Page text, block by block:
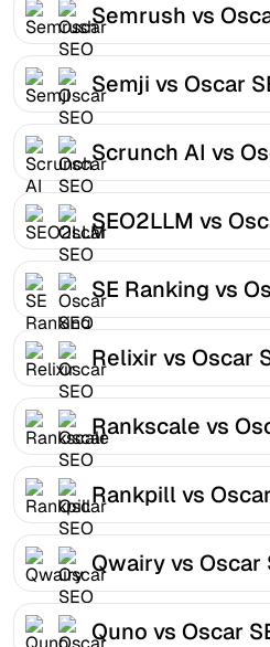
Semrush vs
Semji vs Oscar
Scrunch AI vs
SEO2LLM vs
SE Ranking vs
Relixir vs Oscar
Rankscale vs
Rankpill vs
Qwairy vs Oscar
Quno vs Oscar